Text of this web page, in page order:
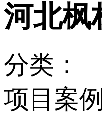
河北枫
分类：
项目案例